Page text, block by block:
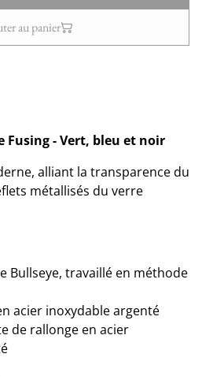
au panier
Fusing - Vert, bleu et noir
alliant la transparence du
métallisés du verre
Bullseye, travaillé en méthode
acier inoxydable argenté
de rallonge en acier